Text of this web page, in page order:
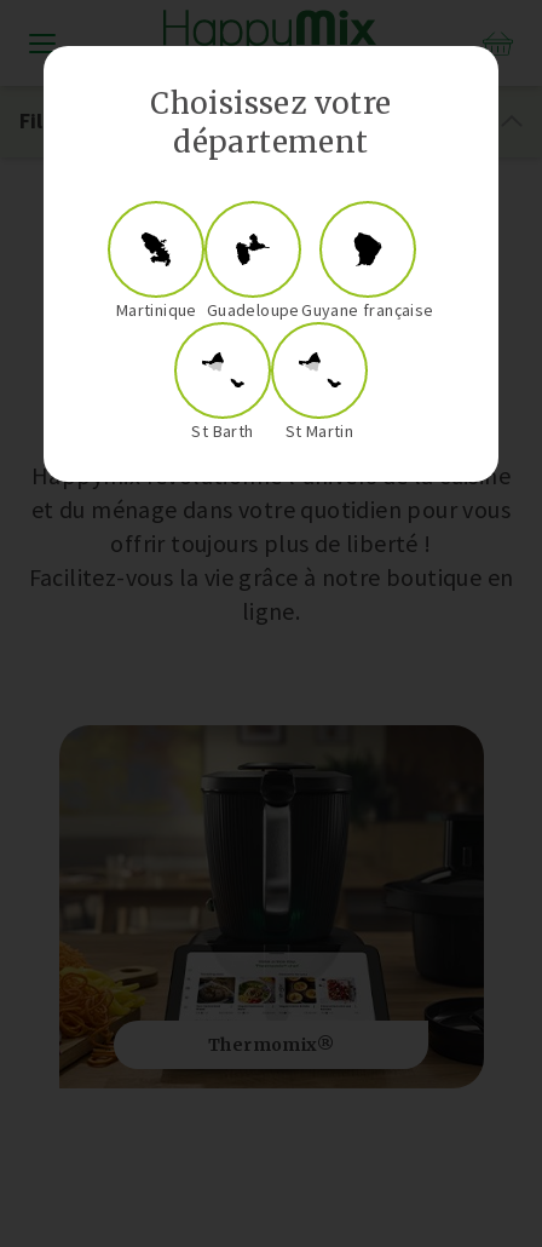
Repassage
Nos univers
Happymix révolutionne l’univers de la cuisine
et du ménage dans votre quotidien pour vous
offrir toujours plus de liberté !
Facilitez-vous la vie grâce à notre boutique en
ligne.
Thermomix®
Filtrer
Choisissez votre
département
Martinique GuadeloupeGuyane française
St Barth St Martin